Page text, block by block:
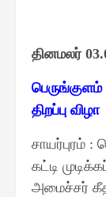
தினமலர்
திறப்பு விழா
சாயர்புரம் :
கட்டி
அமைச்சர்